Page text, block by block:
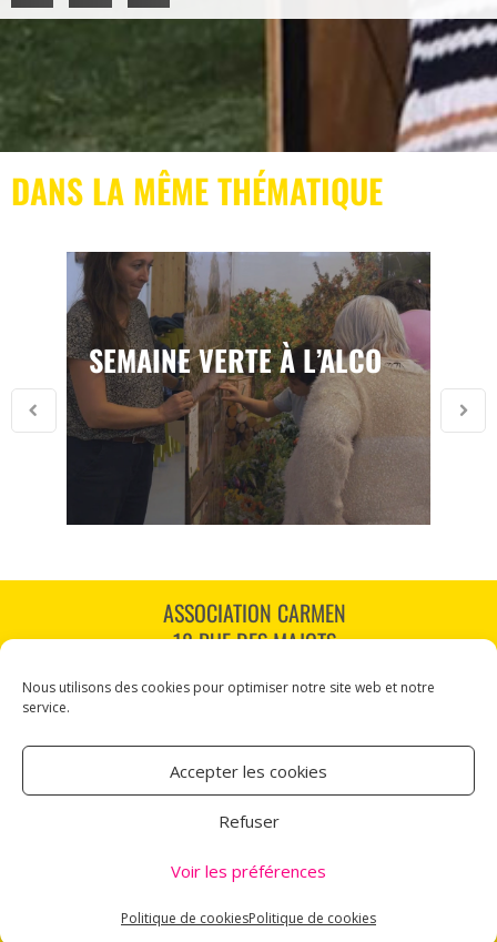
Nous utilisons des cookies pour optimiser notre site web et notre
service.
Accepter les cookies
Refuser
Voir les préférences
Politique de cookiesPolitique de cookies
DANS LA MÊME THÉMATIQUE
SEMAINE VERTE À L’ALCO
ASSOCIATION CARMEN
18 RUE DES MAJOTS
TÉL : 03 60 12 34 10
NOUS SUIVRE
Mentions légales